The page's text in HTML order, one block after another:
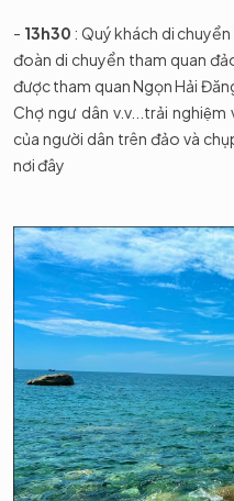
- 13h30 : Quý khách di
đoàn di chuyển tham quan
được tham quan Ngọn Hải
Chợ ngư dân v.v...trải
của người dân trên đảo và
nơi đây